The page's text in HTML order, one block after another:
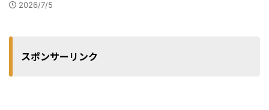
2026/7/5
スポンサーリンク